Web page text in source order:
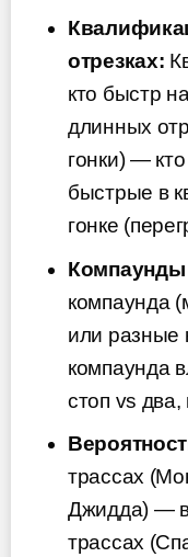
отрезках:
кто быстр
длинных
гонки) —
быстрые в
гонке
компаунда
или разные
компаунда
стоп vs два,
трассах
Джидда) —
трассах